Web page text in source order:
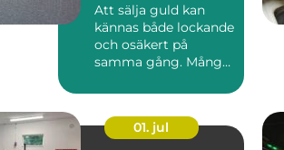
Att sälja guld kan
kännas både lockande
och osäkert på
samma gång. Många
ärvda fö...
01. jul